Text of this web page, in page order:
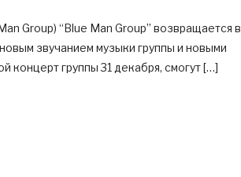
Group) “Blue Man Group” возвращается в
звучанием музыки группы и новыми
концерт группы 31 декабря, смогут […]